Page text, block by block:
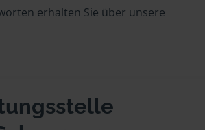
erhalten Sie über unsere